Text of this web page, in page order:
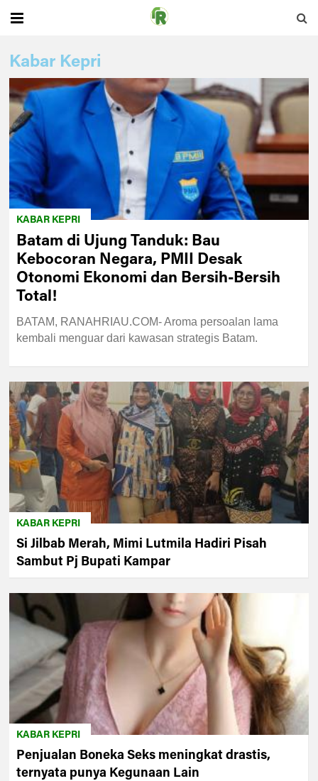
Kabar Kepri
KABAR KEPRI
Batam di Ujung Tanduk: Bau
Kebocoran Negara, PMII Desak
Otonomi Ekonomi dan Bersih-Bersih
Total!
BATAM, RANAHRIAU.COM- Aroma persoalan lama
kembali menguar dari kawasan strategis Batam.
KABAR KEPRI
Si Jilbab Merah, Mimi Lutmila Hadiri Pisah
Sambut Pj Bupati Kampar
KABAR KEPRI
Penjualan Boneka Seks meningkat drastis,
ternyata punya Kegunaan Lain